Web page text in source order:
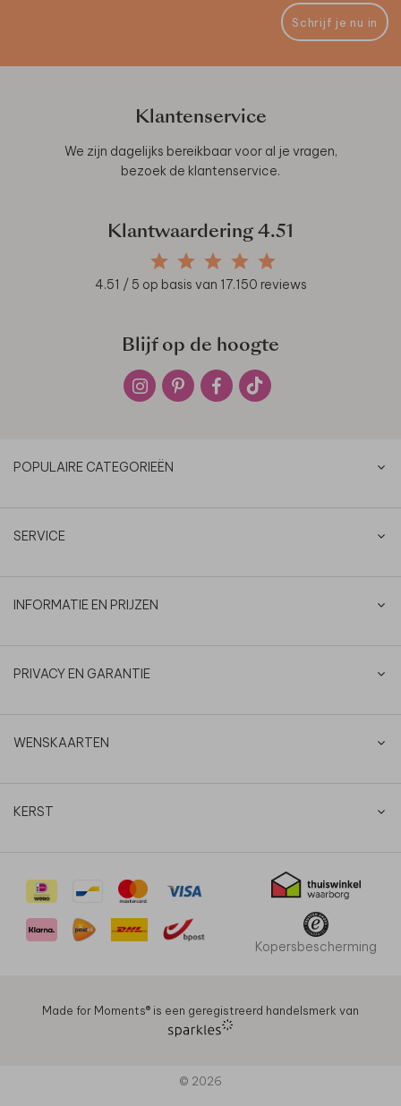
Schrijf je nu in
Klantenservice
We zijn dagelijks bereikbaar voor al je vragen,
bezoek de klantenservice.
Klantwaardering 4.51
4.51 / 5 op basis van 17.150 reviews
Blijf op de hoogte
POPULAIRE CATEGORIEËN
SERVICE
INFORMATIE EN PRIJZEN
PRIVACY EN GARANTIE
WENSKAARTEN
KERST
Kopersbescherming
Made for Moments®️ is een geregistreerd handelsmerk van
© 2026